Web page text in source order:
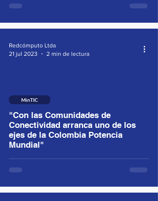
"Con las Comunidades de
Conectividad arranca uno de los
ejes de la Colombia Potencia
Mundial"
MinTIC
Redcómputo Ltda
21 jul 2023
2 min de lectura